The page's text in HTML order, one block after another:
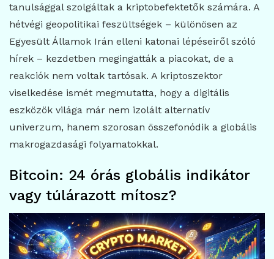
tanulsággal szolgáltak a kriptobefektetők számára. A
hétvégi geopolitikai feszültségek – különösen az
Egyesült Államok Irán elleni katonai lépéseiről szóló
hírek – kezdetben megingatták a piacokat, de a
reakciók nem voltak tartósak. A kriptoszektor
viselkedése ismét megmutatta, hogy a digitális
eszközök világa már nem izolált alternatív
univerzum, hanem szorosan összefonódik a globális
makrogazdasági folyamatokkal.
Bitcoin: 24 órás globális indikátor
vagy túlárazott mítosz?